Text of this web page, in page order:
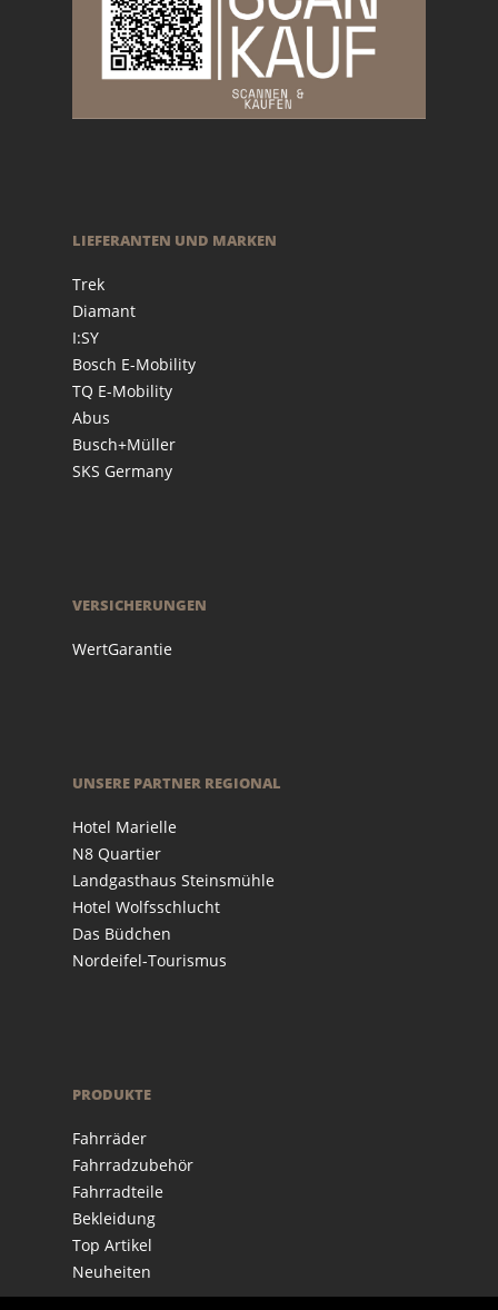
LIEFERANTEN UND MARKEN
Trek
Diamant
I:SY
Bosch E-Mobility
TQ E-Mobility
Abus
Busch+Müller
SKS Germany
VERSICHERUNGEN
WertGarantie
UNSERE PARTNER REGIONAL
Hotel Marielle
N8 Quartier
Landgasthaus Steinsmühle
Hotel Wolfsschlucht
Das Büdchen
Nordeifel-Tourismus
PRODUKTE
Fahrräder
Fahrradzubehör
Fahrradteile
Bekleidung
Top Artikel
Neuheiten